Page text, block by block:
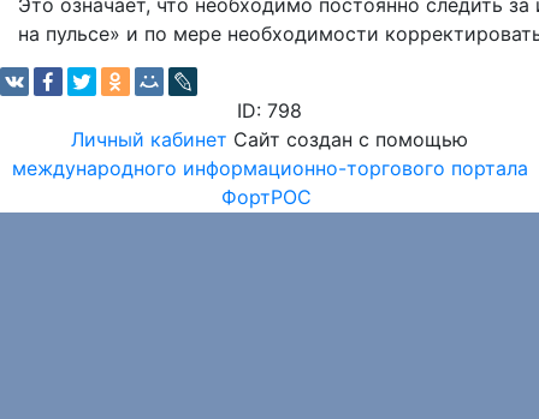
Это означает, что необходимо постоянно следить
на пульсе» и по мере необходимости
ID: 798
Личный кабинет Сайт создан с помощью
международного информационно-торгового портала
ФортРОС